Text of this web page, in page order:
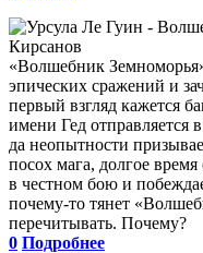
«Волшебник
эпических сражений и
первый взгляд кажется
имени Гед отправляется
да неопытности
посох мага, долгое время
в честном бою и
почему-то тянет
перечитывать. Почему?
0 Подробнее